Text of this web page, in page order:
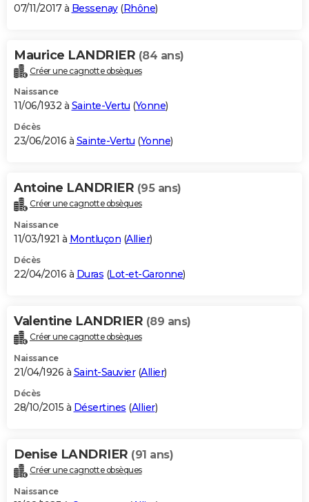
07/11/2017 à Bessenay(Rhône)
Maurice LANDRIER (84 ans)
Créer une cagnotte obsèques
Naissance
11/06/1932 à Sainte-Vertu (Yonne)
Décès
23/06/2016 à Sainte-Vertu (Yonne)
Antoine LANDRIER (95 ans)
Créer une cagnotte obsèques
Naissance
11/03/1921 à Montluçon (Allier)
Décès
22/04/2016 à Duras (Lot-et-Garonne)
Valentine LANDRIER (89 ans)
Créer une cagnotte obsèques
Naissance
21/04/1926 à Saint-Sauvier(Allier)
Décès
28/10/2015 à Désertines (Allier)
Denise LANDRIER (91 ans)
Créer une cagnotte obsèques
Naissance